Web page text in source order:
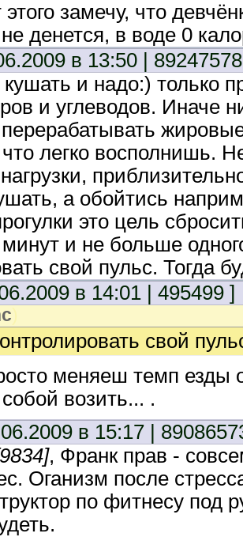
замечу, что
денется, в воде 0
в 13:50 |
кушать и надо:)
и углеводов. Иначе
что легко восполнишь.
а обойтись
это цель
и не больше
свой пульс. Тогда
в 14:01 | 495499 ]
)
свой
меняеш темп езды
возить... .
в 15:17 |
, Франк прав -
Оганизм после
по фитнесу под